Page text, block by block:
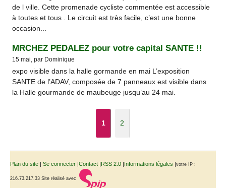
de l ville. Cette promenade cycliste commentée est accessible
à toutes et tous . Le circuit est très facile, c’est une bonne
occasion...
MRCHEZ PEDALEZ pour votre capital SANTE !!
15 mai, par Dominique
expo visible dans la halle gormande en mai L’exposition
SANTE de l’ADAV, composée de 7 panneaux est visible dans
la Halle gourmande de maubeuge jusqu’au 24 mai.
1 2
Plan du site | Se connecter |Contact |RSS 2.0 |Informations légales |votre IP :
216.73.217.33 Site réalisé avec